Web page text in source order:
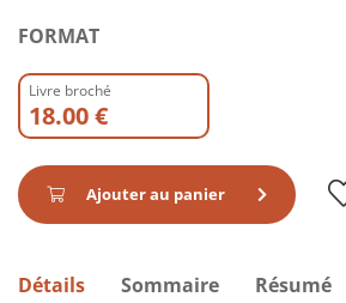
FORMAT
Livre broché
18.00 €
Ajouter au panier
Détails Sommaire Résumé